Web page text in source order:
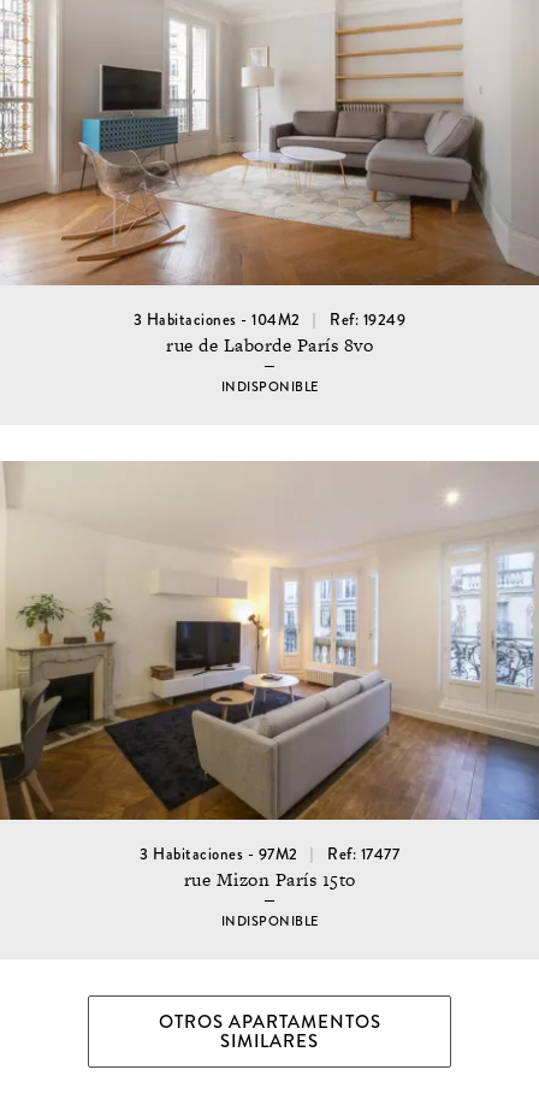
3 Habitaciones - 104M2 Ref: 19249
rue de Laborde París 8vo
INDISPONIBLE
3 Habitaciones - 97M2 Ref: 17477
rue Mizon París 15to
INDISPONIBLE
OTROS APARTAMENTOS
SIMILARES